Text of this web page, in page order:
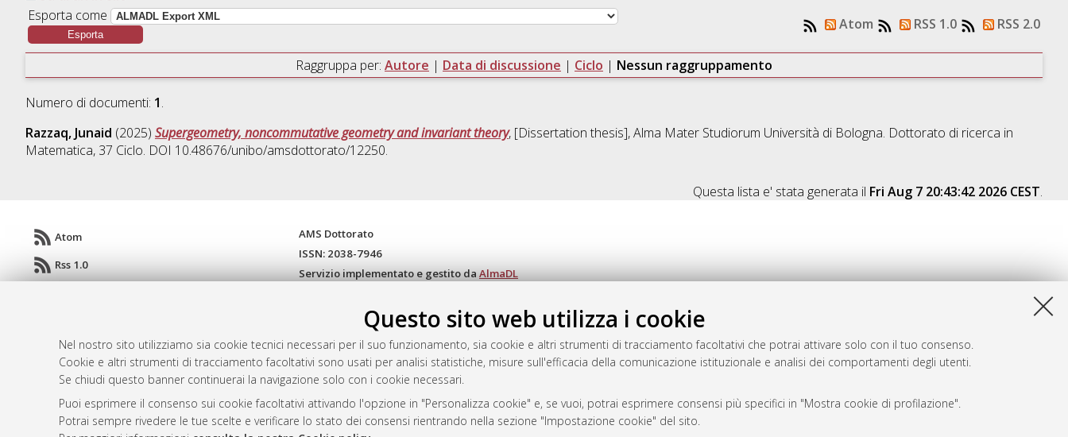
Questo sito web utilizza i cookie
Nel nostro sito utilizziamo sia cookie tecnici necessari per il suo funzionamento, sia cookie e altri strumenti di tracciamento facoltativi che potrai attivare solo con il tuo consenso.
Cookie e altri strumenti di tracciamento facoltativi sono usati per analisi statistiche, misure sull'efficacia della comunicazione istituzionale e analisi dei comportamenti degli utenti.
Se chiudi questo banner continuerai la navigazione solo con i cookie necessari.
Puoi esprimere il consenso sui cookie facoltativi attivando l'opzione in "Personalizza cookie" e, se vuoi, potrai esprimere consensi più specifici in "Mostra cookie di profilazione".
Potrai sempre rivedere le tue scelte e verificare lo stato dei consensi rientrando nella sezione "Impostazione cookie" del sito.
Esporta come
Atom RSS 1.0 RSS 2.0
Raggruppa per: Autore | Data di discussione | Ciclo | Nessun raggruppamento
Numero di documenti: 1.
Razzaq, Junaid (2025) Supergeometry, noncommutative geometry and invariant theory, [Dissertation thesis], Alma Mater Studiorum Università di Bologna. Dottorato di ricerca in
Matematica, 37 Ciclo. DOI 10.48676/unibo/amsdottorato/12250.
Questa lista e' stata generata il Fri Aug 7 20:43:42 2026 CEST.
Atom
Rss 1.0
AMS Dottorato
ISSN: 2038-7946
Servizio implementato e gestito da AlmaDL
Informativa sulla privacy
Condizioni d’uso del sito
© ALMA MATER STUDIORUM - Università di Bologna, 2007-2026.